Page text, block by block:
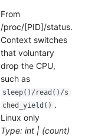
From
/proc/[PID]/status.
Context switches
that voluntary
drop the CPU,
such as
sleep()/read()/s
ched_yield() .
Linux only
Type: int | (count)